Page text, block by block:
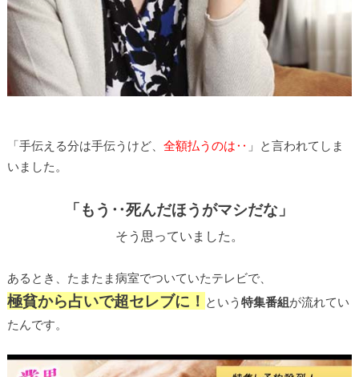
「手伝える分は手伝うけど、 全額払うのは‥ 」と言われてしま
いました。
「もう‥死んだほうがマシだな」
そう思っていました。
あるとき、たまたま病室でついていたテレビで、
極貧から占いで超セレブに！ という 特集番組が流れてい
たんです。